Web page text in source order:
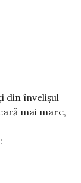
i din învelişul
ă mai mare,